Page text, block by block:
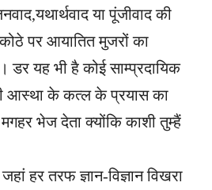
या पूंजीवाद की
पर आयातित मुजरों का
डर यह भी है कोई साम्प्रदायिक
आस्था के कत्ल के प्रयास का
भेज देता क्योंकि काशी तुम्हैं
हर तरफ ज्ञान-विज्ञान विखरा